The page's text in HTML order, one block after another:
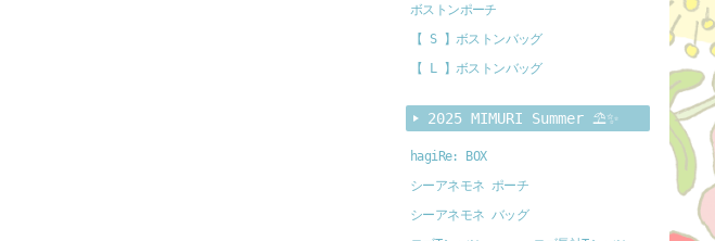
ボストンポーチ
【 S 】ボストンバッグ
【 L 】ボストンバッグ
2025 MIMURI Summer ⛱️✨
hagiRe: BOX
シーアネモネ ポーチ
シーアネモネ バッグ